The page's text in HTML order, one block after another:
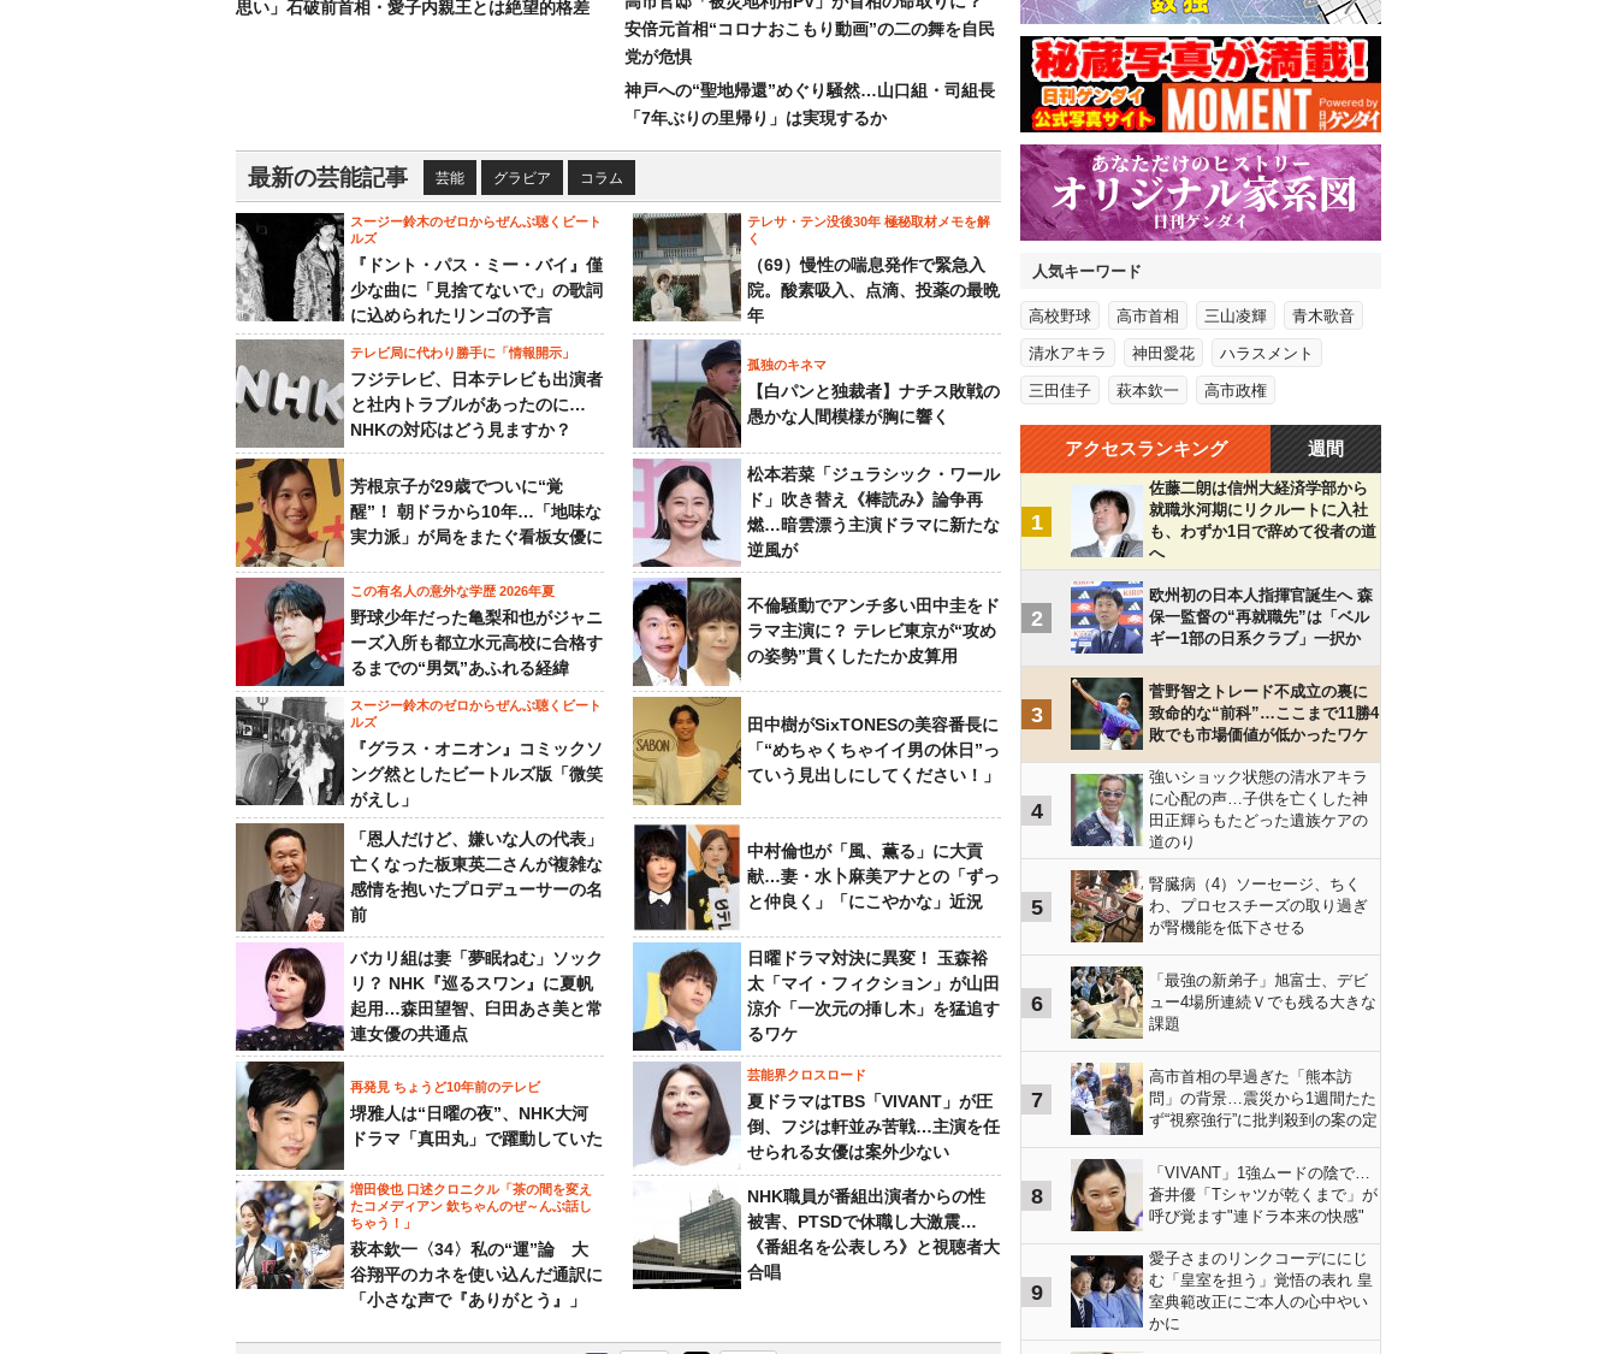
思い」石破前首相・愛子内親王とは絶望的格差
安倍元首相“コロナおこもり動画”の二の舞を自民
党が危惧
神戸への“聖地帰還”めぐり騒然…山口組・司組長
「7年ぶりの里帰り」は実現するか
最新の芸能記事 芸能 グラビア コラム
スージー鈴木のゼロからぜんぶ聴くビート
ルズ
『ドント・パス・ミー・バイ』僅
少な曲に「見捨てないで」の歌詞
に込められたリンゴの予言
テレサ・テン没後30年 極秘取材メモを解
く
（69）慢性の喘息発作で緊急入
院。酸素吸入、点滴、投薬の最晩
年
テレビ局に代わり勝手に「情報開示」
フジテレビ、日本テレビも出演者
と社内トラブルがあったのに…
NHKの対応はどう見ますか？
孤独のキネマ
【白パンと独裁者】ナチス敗戦の
愚かな人間模様が胸に響く
芳根京子が29歳でついに“覚
醒”！ 朝ドラから10年…「地味な
実力派」が局をまたぐ看板女優に
松本若菜「ジュラシック・ワール
ド」吹き替え《棒読み》論争再
燃…暗雲漂う主演ドラマに新たな
逆風が
この有名人の意外な学歴 2026年夏
野球少年だった亀梨和也がジャニ
ーズ入所も都立水元高校に合格す
るまでの“男気”あふれる経緯
不倫騒動でアンチ多い田中圭をド
ラマ主演に？ テレビ東京が“攻め
の姿勢”貫くしたたか皮算用
スージー鈴木のゼロからぜんぶ聴くビート
ルズ
『グラス・オニオン』コミックソ
ング然としたビートルズ版「微笑
がえし」
田中樹がSixTONESの美容番長に
「“めちゃくちゃイイ男の休日”っ
ていう見出しにしてください！」
「恩人だけど、嫌いな人の代表」
亡くなった板東英二さんが複雑な
感情を抱いたプロデューサーの名
前
中村倫也が「風、薫る」に大貢
献…妻・水卜麻美アナとの「ずっ
と仲良く」「にこやかな」近況
バカリ組は妻「夢眠ねむ」ソック
リ？ NHK『巡るスワン』に夏帆
起用…森田望智、臼田あさ美と常
連女優の共通点
日曜ドラマ対決に異変！ 玉森裕
太「マイ・フィクション」が山田
涼介「一次元の挿し木」を猛追す
るワケ
再発見 ちょうど10年前のテレビ
堺雅人は“日曜の夜”、NHK大河
ドラマ「真田丸」で躍動していた
芸能界クロスロード
夏ドラマはTBS「VIVANT」が圧
倒、フジは軒並み苦戦…主演を任
せられる女優は案外少ない
増田俊也 口述クロニクル「茶の間を変え
たコメディアン 欽ちゃんのぜ～んぶ話し
ちゃう！」
萩本欽一〈34〉私の“運”論 大
谷翔平のカネを使い込んだ通訳に
「小さな声で『ありがとう』」
NHK職員が番組出演者からの性
被害、PTSDで休職し大激震…
《番組名を公表しろ》と視聴者大
合唱
人気キーワード
高校野球 高市首相 三山凌輝 青木歌音
清水アキラ 神田愛花 ハラスメント
三田佳子 萩本欽一 高市政権
アクセスランキング 週間
1
佐藤二朗は信州大経済学部から
就職氷河期にリクルートに入社
も、わずか1日で辞めて役者の道
へ
2
欧州初の日本人指揮官誕生へ 森
保一監督の“再就職先”は「ベル
ギー1部の日系クラブ」一択か
3
菅野智之トレード不成立の裏に
致命的な“前科”…ここまで11勝4
敗でも市場価値が低かったワケ
4
強いショック状態の清水アキラ
に心配の声…子供を亡くした神
田正輝らもたどった遺族ケアの
道のり
5
腎臓病（4）ソーセージ、ちく
わ、プロセスチーズの取り過ぎ
が腎機能を低下させる
6
「最強の新弟子」旭富士、デビ
ュー4場所連続Ｖでも残る大きな
課題
7
高市首相の早過ぎた「熊本訪
問」の背景…震災から1週間たた
ず“視察強行”に批判殺到の案の定
8
「VIVANT」1強ムードの陰で…
蒼井優「Tシャツが乾くまで」が
呼び覚ます"連ドラ本来の快感"
9
愛子さまのリンクコーデににじ
む「皇室を担う」覚悟の表れ 皇
室典範改正にご本人の心中やい
かに